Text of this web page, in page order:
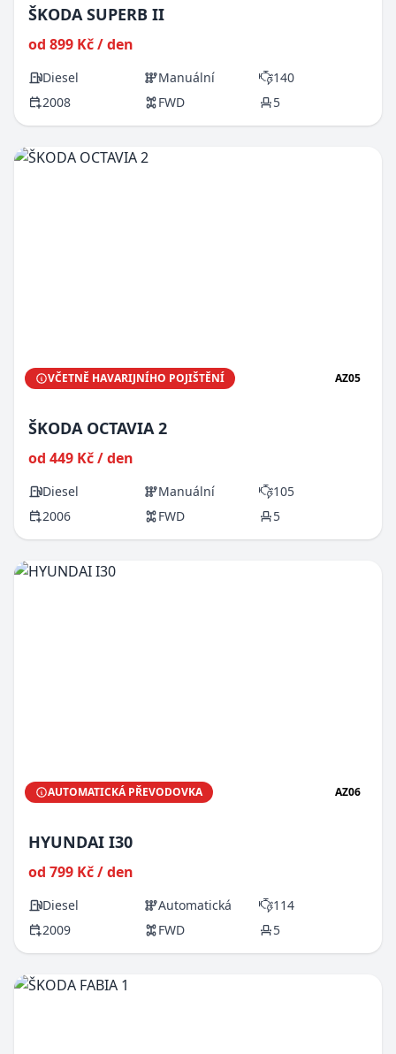
ŠKODA SUPERB II
od 899 Kč / den
Diesel Manuální
140
2008
FWD 5
VČETNĚ HAVARIJNÍHO POJIŠTĚNÍ AZ05
ŠKODA OCTAVIA 2
od 449 Kč / den
Diesel Manuální
105
2006
FWD 5
AUTOMATICKÁ PŘEVODOVKA AZ06
HYUNDAI I30
od 799 Kč / den
Diesel Automatická
114
2009
FWD 5